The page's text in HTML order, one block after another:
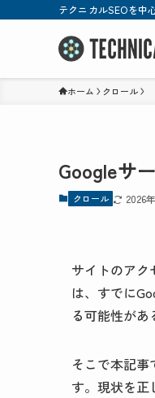
テクニカルSEOを中
ホーム クロール
Googleサ
クロール 2026
サイトのアク
は、すでに
る可能性があ
そこで本記
す。現状を正